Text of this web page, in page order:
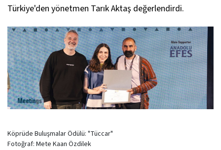
Türkiye'den yönetmen Tarık Aktaş değerlendirdi.
Köprüde Buluşmalar Ödülü: "Tüccar"
Fotoğraf: Mete Kaan Özdilek